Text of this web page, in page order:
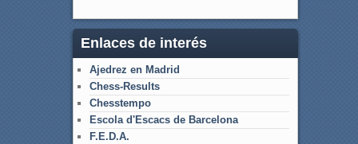
Enlaces de interés
Ajedrez en Madrid
Chess-Results
Chesstempo
Escola d'Escacs de Barcelona
F.E.D.A.